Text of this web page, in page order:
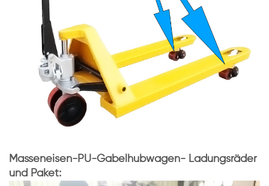
Masseneisen-PU-Gabelhubwagen- Ladungsräder
und Paket: